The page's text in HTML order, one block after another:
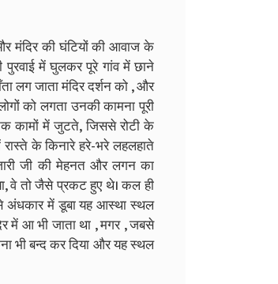
मंदिर की घंटियों की आवाज के
में घुलकर पूरे गांव में छाने
लग जाता मंदिर दर्शन को , और
को लगता उनकी कामना पूरी
कामों में जुटते, जिससे रोटी के
के किनारे हरे-भरे लहलहाते
जी की मेहनत और लगन का
वे तो जैसे प्रकट हुए थे। कल ही
से अंधकार में डूबा यह आस्था स्थल
में आ भी जाता था , मगर , जबसे
भी बन्द कर दिया और यह स्थल